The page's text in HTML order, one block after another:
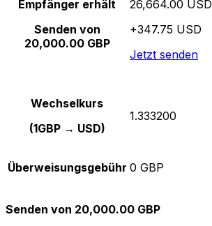
Empfänger erhält
Senden von
20,000.00 GBP
26,664.00 USD
+347.75 USD
Jetzt senden
Wechselkurs
(1GBP → USD)
1.333200
Überweisungsgebühr 0 GBP
Senden von 20,000.00 GBP